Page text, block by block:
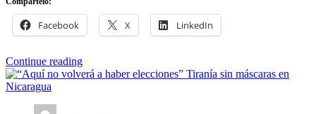
Facebook X LinkedIn
Continue reading